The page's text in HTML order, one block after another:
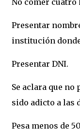
No comer cuatro
Presentar
institución
Presentar DNI.
Se aclara que no
sido adicto a las
Pesa menos de